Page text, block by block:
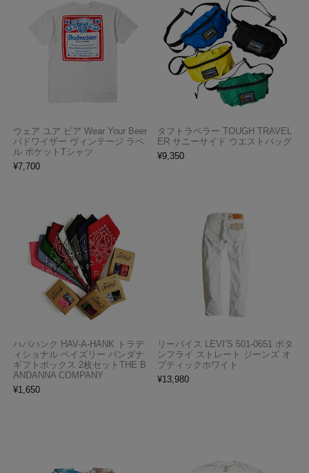
ウェア ユア ビア Wear Your Beer
バドワイザー ヴィンテージ ラベ
ル ポケットTシャツ
¥7,700
タフトラベラー TOUGH TRAVEL
ER サニーサイド ウエストバッグ
¥9,350
ハバハンク HAV-A-HANK トラデ
ィショナル ペイズリー バンダナ
ギフトボックス 2枚セットTHE B
ANDANNA COMPANY
¥1,650
リーバイス LEVI’S 501-0651 ボタ
ンフライ ストレート ジーンズ オ
プティックホワイト
¥13,980